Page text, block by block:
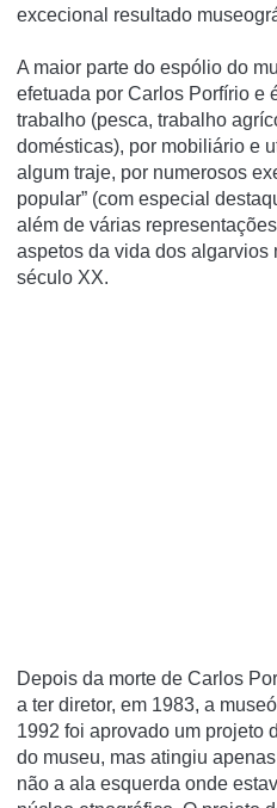
excecional resultado
A maior parte do espólio do
efetuada por Carlos Porfírio e
trabalho (pesca, trabalho
domésticas), por mobiliário e
algum traje, por numerosos
popular” (com especial
além de várias
aspetos da vida dos algarvios
século XX.
Depois da morte de Carlos
a ter diretor, em 1983, a
1992 foi aprovado um projeto
do museu, mas atingiu
não a ala esquerda onde